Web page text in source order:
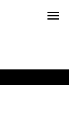
menu